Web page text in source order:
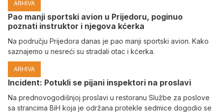
ARHIVA
Pao manji sportski avion u Prijedoru, poginuo
poznati instruktor i njegova kćerka
Na području Prijedora danas je pao manji sportski avion. Kako
saznajemo u nesreći su stradali otac i kćerka.
ARHIVA
Incident: Potukli se pijani inspektori na proslavi
Na prednovogodišnjoj proslavi u restoranu Službe za poslove
sa strancima BiH koja je održana protekle sedmice dogodio se